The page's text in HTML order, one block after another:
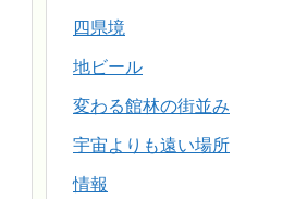
四県境
地ビール
変わる館林の街並み
宇宙よりも遠い場所
情報